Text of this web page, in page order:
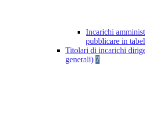
Incarichi
pubblicare in
Titolari di incarichi
generali) 7